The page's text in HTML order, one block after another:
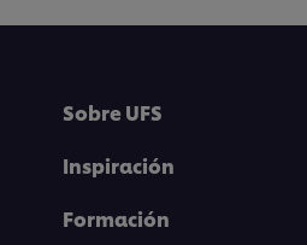
Sobre UFS
Inspiración
Formación